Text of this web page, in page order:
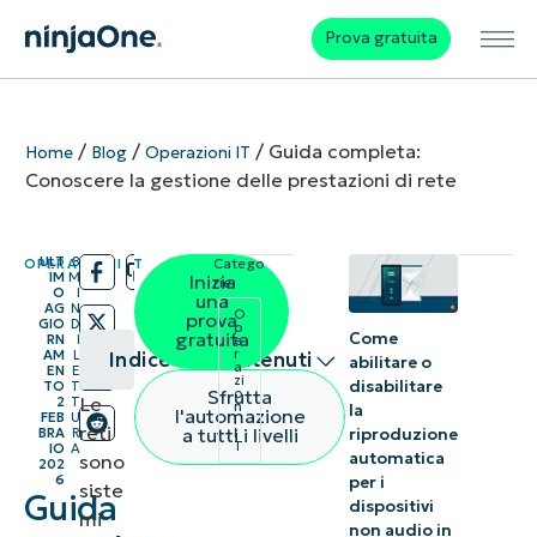
Prova gratuita
Home/ Blog/ Operazioni IT / Guida completa:
Conoscere la gestione delle prestazioni di rete
OPERAZIONI IT
/
ULT
IM
O
AG
GIO
RN
AM
EN
TO
2
FEB
BRA
IO
202
6
/
8
M
I
N
D
I
L
E
T
T
U
R
A
Guida
Indice dei contenuti
Riepilogo
Che cos’è
Le
reti
sono
siste
mi
Inizia
una
prova
gratuita
Sfrutta
l'automazione
a tutti i livelli
Catego
rie:
O
p
e
r
a
zi
o
n
i
I
T
Come
abilitare o
disabilitare
la
riproduzione
automatica
per i
dispositivi
non audio in